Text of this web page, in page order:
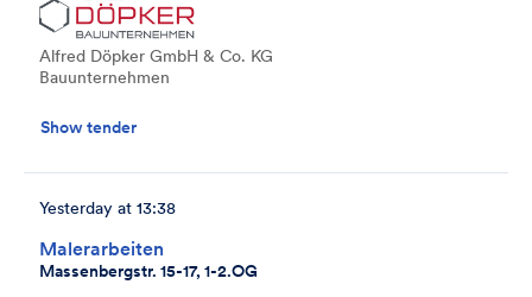
Alfred Döpker GmbH & Co. KG
Bauunternehmen
Show tender
Malerarbeiten
Massenbergstr. 15-17, 1-2.OG
Yesterday at 13:38